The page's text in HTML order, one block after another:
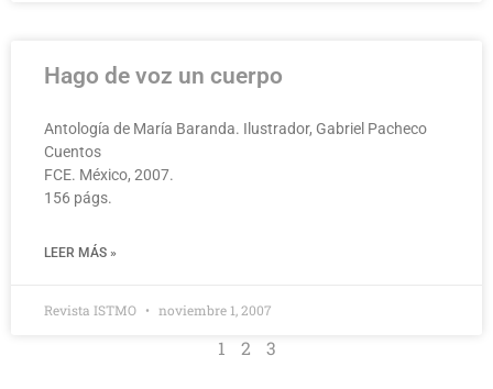
Hago de voz un cuerpo
Antología de María Baranda. Ilustrador, Gabriel Pacheco
Cuentos
FCE. México, 2007.
156 págs.
LEER MÁS »
Revista ISTMO noviembre 1, 2007
1 2 3